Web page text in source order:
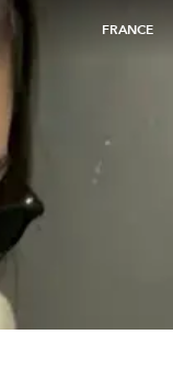
FRANCE